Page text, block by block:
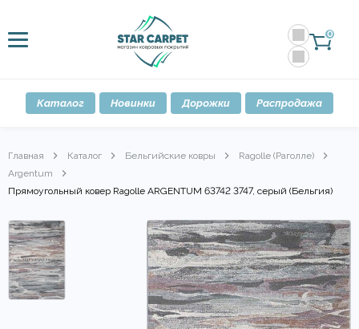
0
Каталог Новинки Дорожки Распродажа
Главная Каталог Бельгийские ковры
Ragolle (Раголле)
Argentum
Прямоугольный ковер Ragolle ARGENTUM 63742 3747, серый (Бельгия)